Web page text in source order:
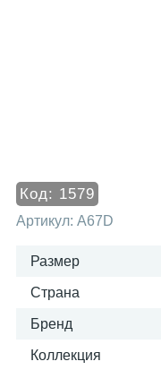
Код: 1579
Артикул: A67D
Размер
Страна
Бренд
Коллекция